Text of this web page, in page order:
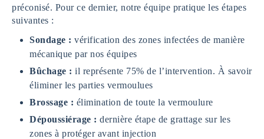
préconisé. Pour ce dernier, notre équipe pratique les étapes
suivantes :
Sondage : vérification des zones infectées de manière
mécanique par nos équipes
Bûchage : il représente 75% de l’intervention. À savoir
éliminer les parties vermoulues
Brossage : élimination de toute la vermoulure
Dépoussiérage : dernière étape de grattage sur les
zones à protéger avant injection